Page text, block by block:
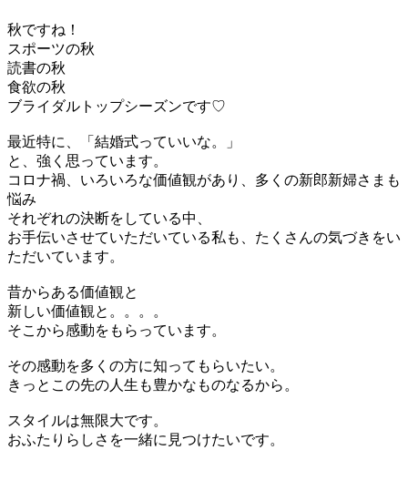
秋ですね！
スポーツの秋
読書の秋
食欲の秋
ブライダルトップシーズンです♡
最近特に、「結婚式っていいな。」
と、強く思っています。
コロナ禍、いろいろな価値観があり、多くの新郎新婦さまも
悩み
それぞれの決断をしている中、
お手伝いさせていただいている私も、たくさんの気づきをい
ただいています。
昔からある価値観と
新しい価値観と。。。。
そこから感動をもらっています。
その感動を多くの方に知ってもらいたい。
きっとこの先の人生も豊かなものなるから。
スタイルは無限大です。
おふたりらしさを一緒に見つけたいです。